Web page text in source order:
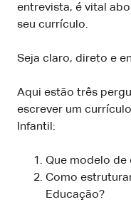
entrevista, é vital
seu currículo.
Seja claro, direto e
Aqui estão três
escrever um
Infantil:
Que modelo de
Como
Educação?